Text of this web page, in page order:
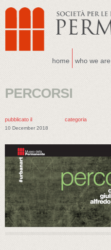
home who we are
PERCORSI
pubblicato il
10 December 2018
categoria